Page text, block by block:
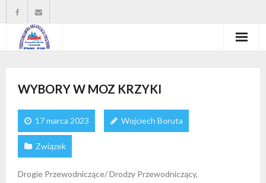
Władze organizacji
O nas
Wysokość zasiłków statutowych
Do pobrania
WYBORY W MOZ KRZYKI
17 marca 2023 Wojciech Boruta
Związek
Drogie Przewodniczące/ Drodzy Przewodniczący,